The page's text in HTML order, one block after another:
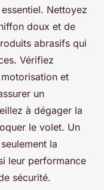
Nettoyez
doux et de
abrasifs qui
Vérifiez
et
un
à dégager la
le volet. Un
la
leur performance
sécurité.